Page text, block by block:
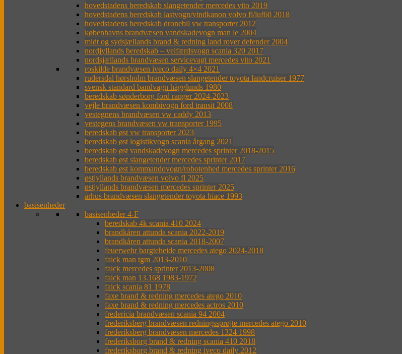
hovedstadens beredskab slangetender mercedes vito 2019
hovedstadens beredskab lastvogn/vindkanon volvo fl/luf60 2018
hovedstadens beredskab dronebil vw transporter 2012
københavns brandvæsen vandskadevogn man le 2004
midt og sydsjællands brand & redning land rover defender 2004
nordjyllands beredskab – velfærdsvogn scania 320 2017
nordsjællands brandvæsen servicevagt mercedes vito 2021
roskilde brandvæsen iveco daily 4×4 2021
rudersdal hørsholm brandvæsen slangetender toyota landcruiser 1977
svensk standard bandvagn hägglunds 1980
beredskab sønderborg ford ranger 2024-2023
vejle brandvæsen kombivogn ford transit 2008
vestegnens brandvæsen vw caddy 2013
vestegens brandvæsen vw transporter 1995
beredskab øst vw transporter 2023
beredskab øst logistikvogn scania årgang 2021
beredskab øst vandskadevogn mercedes sprinter 2018-2015
beredskab øst slangetender mercedes sprinter 2017
beredskab øst kommandovogn/robotenhed mercedes sprinter 2016
østjyllands brandvæsen volvo fl 2025
østjyllands brandvæsen mercedes sprinter 2025
århus brandvæsen slangetender toyota hiace 1993
basisenheder
basisenheder 4-F
beredskab 4k scania 410 2024
brandkåren attunda scania 2022-2019
brandkåren attunda scania 2018-2007
feuerwehr bargteheide mercedes atego 2024-2018
falck man tgm 2013-2010
falck mercedes sprinter 2013-2008
falck man 13.168 1983-1972
falck scania 81 1978
faxe brand & redning mercedes atego 2010
faxe brand & redning mercedes actros 2010
fredericia brandvæsen scania 94 2004
frederiksberg brandvæsen redningssprøjte mercedes atego 2010
frederiksberg brandvæsen mercedes 1324 1998
frederiksborg brand & redning scania 410 2018
frederiksborg brand & redning iveco daily 2012